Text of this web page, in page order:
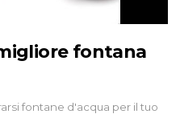
fontana
fontane d'acqua per il tuo